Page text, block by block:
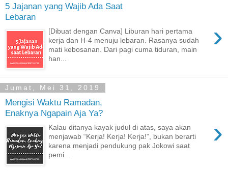
5 Jajanan yang Wajib Ada Saat
Lebaran
›
[Dibuat dengan Canva] Liburan hari pertama
kerja dan H-4 menuju lebaran. Rasanya sudah
mati kebosanan. Dari pagi cuma tiduran, main
han...
Jumat, Mei 31, 2019
Mengisi Waktu Ramadan,
Enaknya Ngapain Aja Ya?
›
Kalau ditanya kayak judul di atas, saya akan
menjawab “Kerja! Kerja! Kerja!”, bukan berarti
karena menjadi pendukung pak Jokowi saat
pemi...